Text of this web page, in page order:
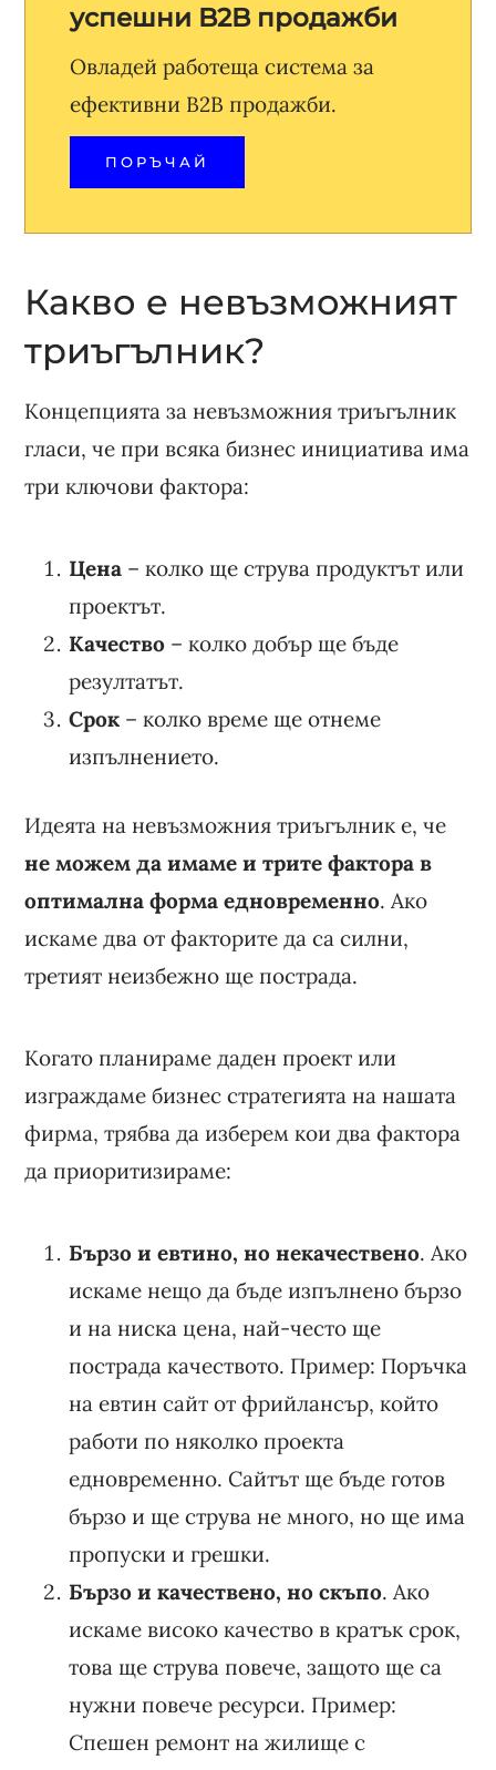
успешни B2B продажби
Овладей работеща система за
ефективни B2B продажби.
ПОРЪЧАЙ
Какво е невъзможният
триъгълник?
Концепцията за невъзможния триъгълник
гласи, че при всяка бизнес инициатива има
три ключови фактора:
Цена – колко ще струва продуктът или
проектът.
Качество – колко добър ще бъде
резултатът.
Срок – колко време ще отнеме
изпълнението.
Идеята на невъзможния триъгълник е, че
не можем да имаме и трите фактора в
оптимална форма едновременно. Ако
искаме два от факторите да са силни,
третият неизбежно ще пострада.
Когато планираме даден проект или
изграждаме бизнес стратегията на нашата
фирма, трябва да изберем кои два фактора
да приоритизираме:
Бързо и евтино, но некачествено. Ако
искаме нещо да бъде изпълнено бързо
и на ниска цена, най-често ще
пострада качеството. Пример: Поръчка
на евтин сайт от фрийлансър, който
работи по няколко проекта
едновременно. Сайтът ще бъде готов
бързо и ще струва не много, но ще има
пропуски и грешки.
Бързо и качествено, но скъпо. Ако
искаме високо качество в кратък срок,
това ще струва повече, защото ще са
нужни повече ресурси. Пример:
Спешен ремонт на жилище с